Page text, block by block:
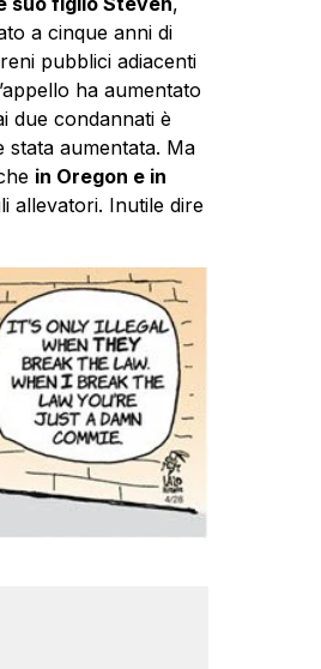
a cinque anni di
pubblici adiacenti
ha aumentato
due condannati è
stata aumentata. Ma
in Oregon e in
allevatori. Inutile dire